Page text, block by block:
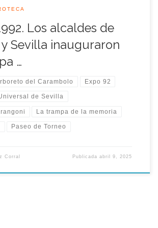
Los alcaldes de
y Sevilla inauguraron
…
del Carambolo Expo 92
de Sevilla
La trampa de la memoria
Paseo de Torneo
Corral Publicadaabril 9, 2025